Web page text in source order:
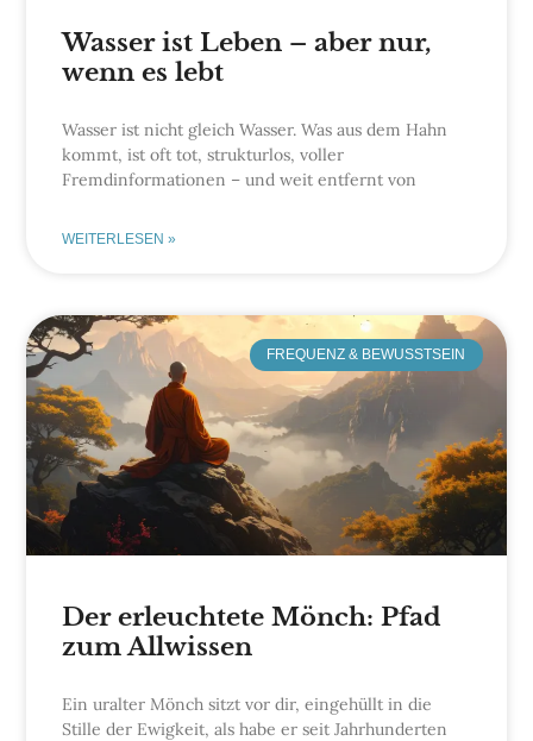
Wasser ist Leben – aber nur,
wenn es lebt
Wasser ist nicht gleich Wasser. Was aus dem Hahn
kommt, ist oft tot, strukturlos, voller
Fremdinformationen – und weit entfernt von
WEITERLESEN »
FREQUENZ & BEWUSSTSEIN
Der erleuchtete Mönch: Pfad
zum Allwissen
Ein uralter Mönch sitzt vor dir, eingehüllt in die
Stille der Ewigkeit, als habe er seit Jahrhunderten